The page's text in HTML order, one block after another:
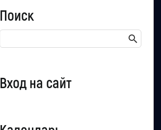
Поиск
Вход на сайт